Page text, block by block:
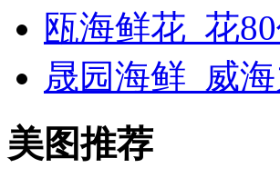
瓯海鲜花_花
晟园海鲜_威
美图推荐